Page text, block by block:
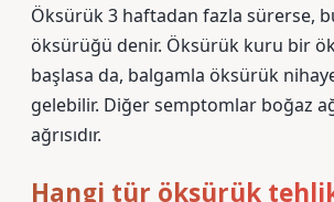
Öksürük 3 haftadan fazla sürerse,
öksürüğü denir. Öksürük kuru bir
başlasa da, balgamla öksürük
gelebilir. Diğer semptomlar boğaz
ağrısıdır.
Hangi tür öksürük